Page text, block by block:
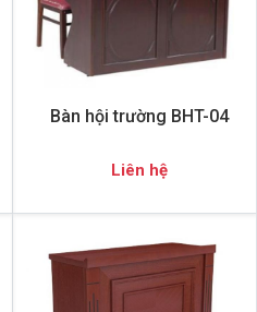
Bàn hội trường BHT-04
Liên hệ